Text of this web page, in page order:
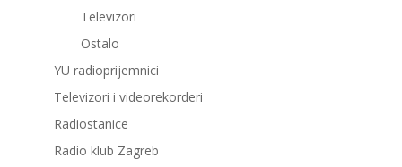
Televizori
Ostalo
YU radioprijemnici
Televizori i videorekorderi
Radiostanice
Radio klub Zagreb